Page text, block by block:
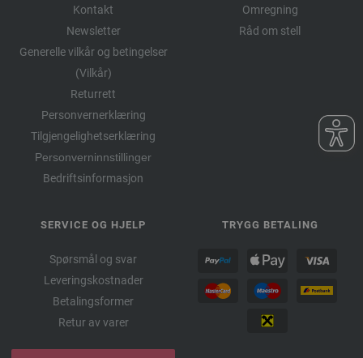
Kontakt
Newsletter
Generelle vilkår og betingelser
(Vilkår)
Returrett
Personvernerklæring
Tilgjengelighetserklæring
Personverninnstillinger
Bedriftsinformasjon
Omregning
Råd om stell
SERVICE OG HJELP
Spørsmål og svar
Leveringskostnader
Betalingsformer
Retur av varer
TRYGG BETALING